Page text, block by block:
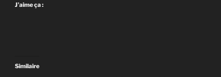
J’aime ça :
Similaire